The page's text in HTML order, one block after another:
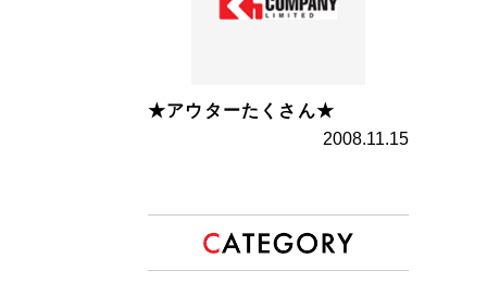
★アウターたくさん★
2008.11.15